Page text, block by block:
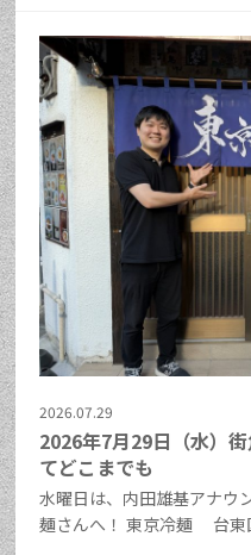
2026.07.29
2026年7月29日（水）
てどこまでも
水曜日は、内田雄基アナウ
麺さんへ！ 東京冷麺 台東